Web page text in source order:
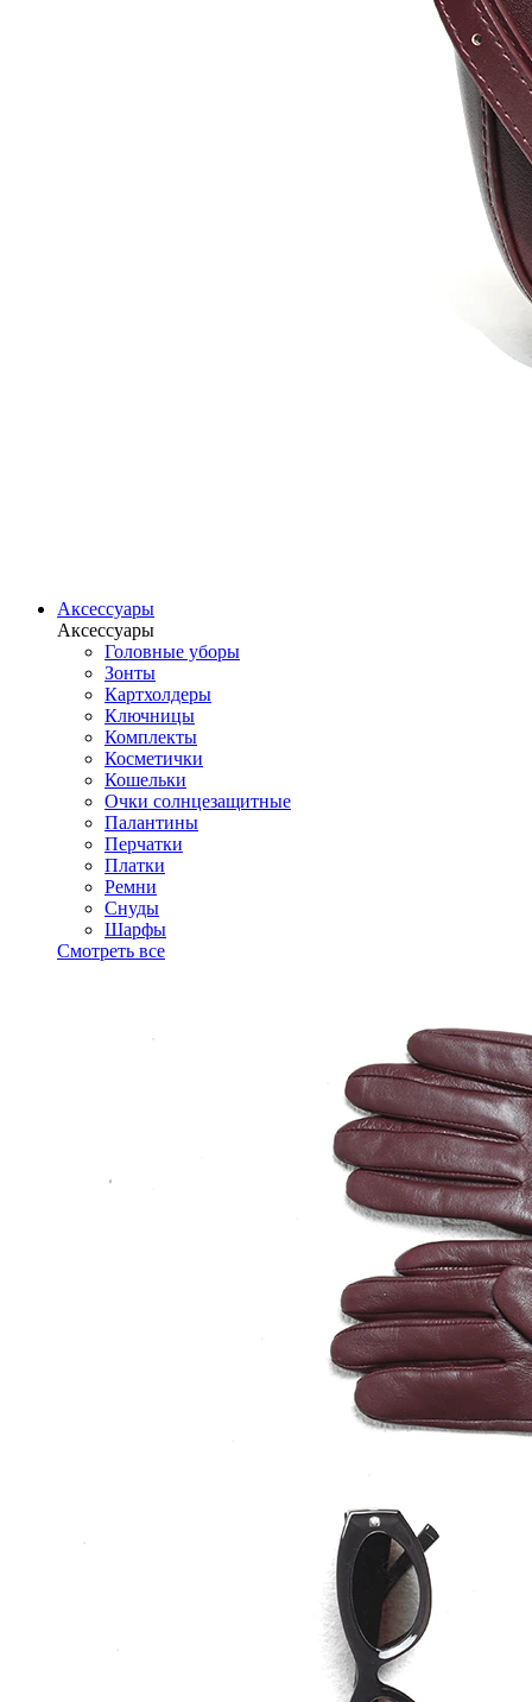
Аксессуары
Аксессуары
Головные уборы
Зонты
Картхолдеры
Ключницы
Комплекты
Косметички
Кошельки
Очки солнцезащитные
Палантины
Перчатки
Платки
Ремни
Снуды
Шарфы
Смотреть все